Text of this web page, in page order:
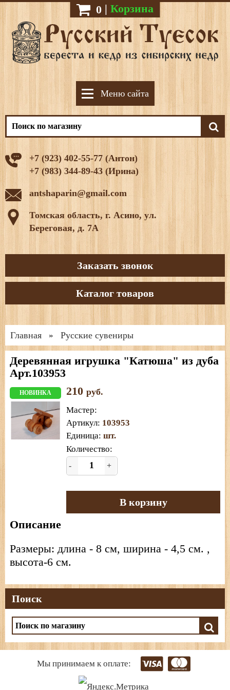
0 | Корзина
Меню сайта
+7 (923) 402-55-77 (Антон)
+7 (983) 344-89-43 (Ирина)
antshaparin@gmail.com
Томская область, г. Асино, ул.
Береговая, д. 7А
Заказать звонок
Каталог товаров
Главная » Русские сувениры
Деревянная игрушка "Катюша" из дуба
Арт.103953
НОВИНКА 210 руб.
Мастер:
Артикул: 103953
Единица: шт.
Количество:
- +
В корзину
Описание
Размеры: длина - 8 см, ширина - 4,5 см. ,
высота-6 см.
Поиск
Мы принимаем к оплате: